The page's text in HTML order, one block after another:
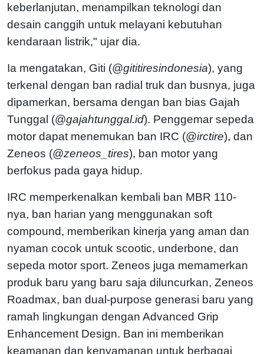
keberlanjutan, menampilkan teknologi dan
desain canggih untuk melayani kebutuhan
kendaraan listrik," ujar dia.
Ia mengatakan, Giti (@gititiresindonesia), yang
terkenal dengan ban radial truk dan busnya, juga
dipamerkan, bersama dengan ban bias Gajah
Tunggal (@gajahtunggal.id). Penggemar sepeda
motor dapat menemukan ban IRC (@irctire), dan
Zeneos (@zeneos_tires), ban motor yang
berfokus pada gaya hidup.
IRC memperkenalkan kembali ban MBR 110-
nya, ban harian yang menggunakan soft
compound, memberikan kinerja yang aman dan
nyaman cocok untuk scootic, underbone, dan
sepeda motor sport. Zeneos juga memamerkan
produk baru yang baru saja diluncurkan, Zeneos
Roadmax, ban dual-purpose generasi baru yang
ramah lingkungan dengan Advanced Grip
Enhancement Design. Ban ini memberikan
keamanan dan kenyamanan untuk berbagai